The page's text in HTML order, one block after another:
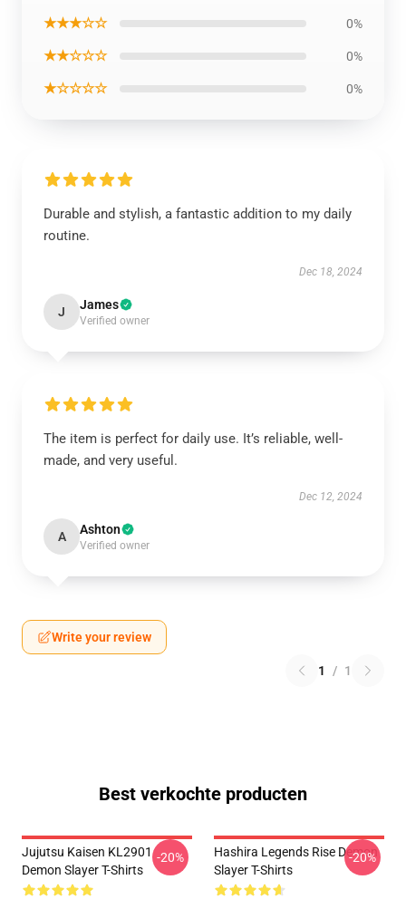
★★★☆☆ 0%
★★☆☆☆ 0%
★☆☆☆☆ 0%
Durable and stylish, a fantastic addition to my daily
routine.
Dec 18, 2024
J James
Verified owner
The item is perfect for daily use. It’s reliable, well-
made, and very useful.
Dec 12, 2024
A Ashton
Verified owner
Write your review
1 / 1
Best verkochte producten
Jujutsu Kaisen KL2901
Demon Slayer T-Shirts
-20%
Hashira Legends Rise Demon
Slayer T-Shirts
-20%